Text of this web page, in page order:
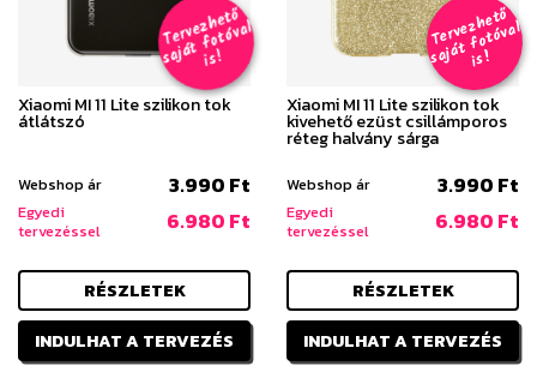
T
er
v
e
z
h
e
t
ő
s
aj
á
t
f
o
t
ó
v
al
i
s
!
Xiaomi MI 11 Lite szilikon tok
átlátszó
Webshop ár 3.990 Ft
Egyedi
tervezéssel
6.980 Ft
RÉSZLETEK
INDULHAT A TERVEZÉS
T
er
v
e
z
h
e
t
ő
s
aj
á
t
f
o
t
ó
v
al
i
s
!
Xiaomi MI 11 Lite szilikon tok
kivehető ezüst csillámporos
réteg halvány sárga
Webshop ár 3.990 Ft
Egyedi
tervezéssel
6.980 Ft
RÉSZLETEK
INDULHAT A TERVEZÉS